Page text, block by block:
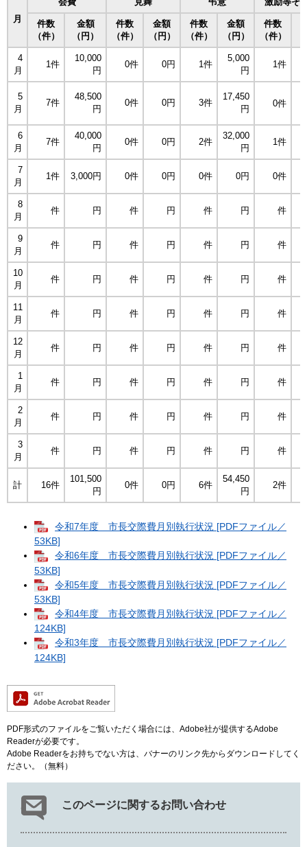
月
件数
（件）
金額
（円）
件数
（件）
金額
（円）
件数
（件）
金額
（円）
件数
（件）
4
月
1件
10,000
円
0件 0円 1件
5,000
円
1件
5
月
7件
48,500
円
0件 0円 3件
17,450
円
0件
6
月
7件
40,000
円
0件 0円 2件
32,000
円
1件
7
月
1件 3,000円 0件 0円 0件 0円 0件
8
月
件 円 件 円 件 円 件
9
月
件 円 件 円 件 円 件
10
月
件 円 件 円 件 円 件
11
月
件 円 件 円 件 円 件
12
月
件 円 件 円 件 円 件
1
月
件 円 件 円 件 円 件
2
月
件 円 件 円 件 円 件
3
月
件 円 件 円 件 円 件
計 16件
101,500
円
0件 0円 6件
54,450
円
2件
令和7年度 市長交際費月別執行状況 [PDFファイル／
53KB]
令和6年度 市長交際費月別執行状況 [PDFファイル／
53KB]
令和5年度 市長交際費月別執行状況 [PDFファイル／
53KB]
令和4年度 市長交際費月別執行状況 [PDFファイル／
124KB]
令和3年度 市長交際費月別執行状況 [PDFファイル／
124KB]
PDF形式のファイルをご覧いただく場合には、Adobe社が提供するAdobe
Readerが必要です。
Adobe Readerをお持ちでない方は、バナーのリンク先からダウンロードしてく
ださい。（無料）
このページに関するお問い合わせ